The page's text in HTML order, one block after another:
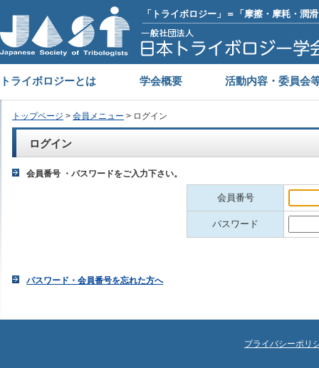
「トライボロジー」＝「摩擦・摩耗・潤
トライボロジーとは 学会概要 活動内容・委員会
トップページ > 会員メニュー > ログイン
ログイン
会員番号 ・パスワードをご入力下さい。
会員番号
パスワード
パスワード・会員番号を忘れた方へ
プライバシーポリ